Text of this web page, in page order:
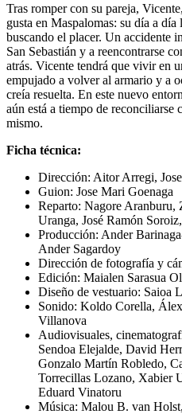
Tras romper con su pareja,
gusta en Maspalomas: su día a
buscando el placer. Un accidente
San Sebastián y a reencontrarse
atrás. Vicente tendrá que vivir en
empujado a volver al armario y a
creía resuelta. En este nuevo
aún está a tiempo de
mismo.
Ficha técnica:
Dirección: Aitor Arregi,
Guion: Jose Mari Goenaga
Reparto: Nagore
Uranga, José Ramón
Producción: Ander
Ander Sagardoy
Dirección de fotografía y
Edición: Maialen Sarasua
Diseño de vestuario: Saioa
Sonido: Koldo Corella,
Villanova
Audiovisuales,
Sendoa Elejalde, David
Gonzalo Martín Robledo,
Torrecillas Lozano, Xabier
Eduard Vinatoru
Música: Malou B. van